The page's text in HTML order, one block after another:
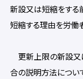
新設又は短縮をする
短縮する理由を労働
更新上限の新設又
合の説明方法につい